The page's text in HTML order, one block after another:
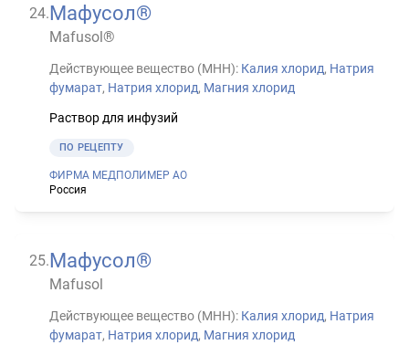
24.Мафусол®
Mafusol®
Действующее вещество (МНН): Калия хлорид, Натрия
фумарат, Натрия хлорид, Магния хлорид
Раствор для инфузий
ПО РЕЦЕПТУ
ФИРМА МЕДПОЛИМЕР АО
Россия
25.Мафусол®
Mafusol
Действующее вещество (МНН): Калия хлорид, Натрия
фумарат, Натрия хлорид, Магния хлорид